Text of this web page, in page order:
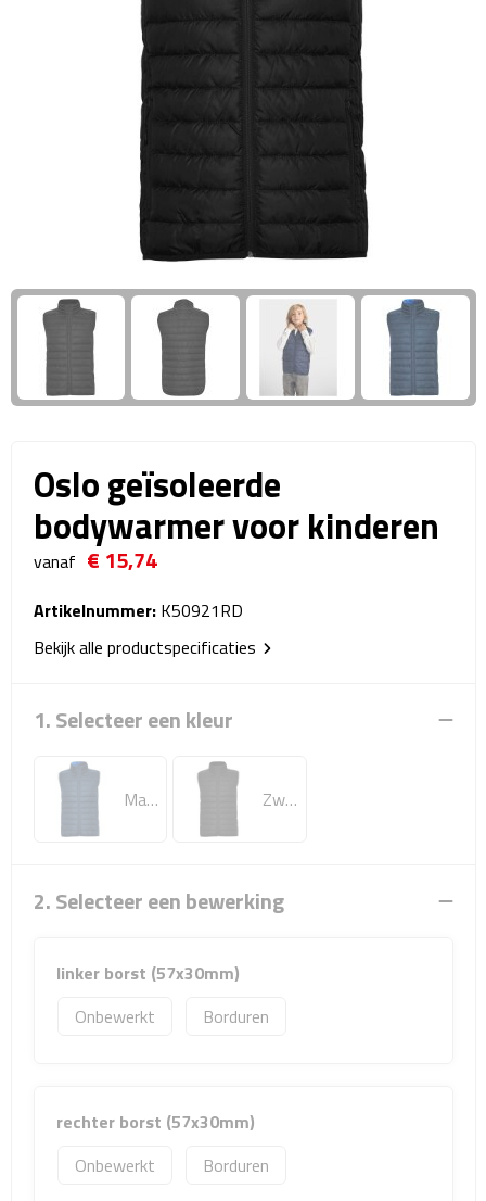
Business trolleys
Documententassen
Laptophoezen & -tassen
Reistassen & Trolleys
Reistassen
Trolleys
Reistassensets
Weekendtassen
Duffeltassen
Autotassen
Toilettassen
Rugzakken
Rugzakken
Sport- & Recreatietassen
Wellness Giftsets
Oslo geïsoleerde
bodywarmer voor kinderen
vanaf € 15,74
Artikelnummer: K50921RD
Bekijk alle productspecificaties
1. Selecteer een kleur
Marineblauw Zwart
2. Selecteer een bewerking
linker borst (57x30mm)
Onbewerkt
Borduren
rechter borst (57x30mm)
Onbewerkt
Borduren